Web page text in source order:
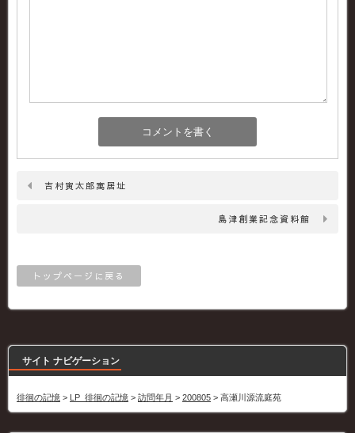
吉村寅太郎寓居址
島津創業記念資料館
トップページに戻る
サイト ナビゲーション
徘徊の記憶 > LP_徘徊の記憶 > 訪問年月 > 200805 > 高瀬川源流庭苑